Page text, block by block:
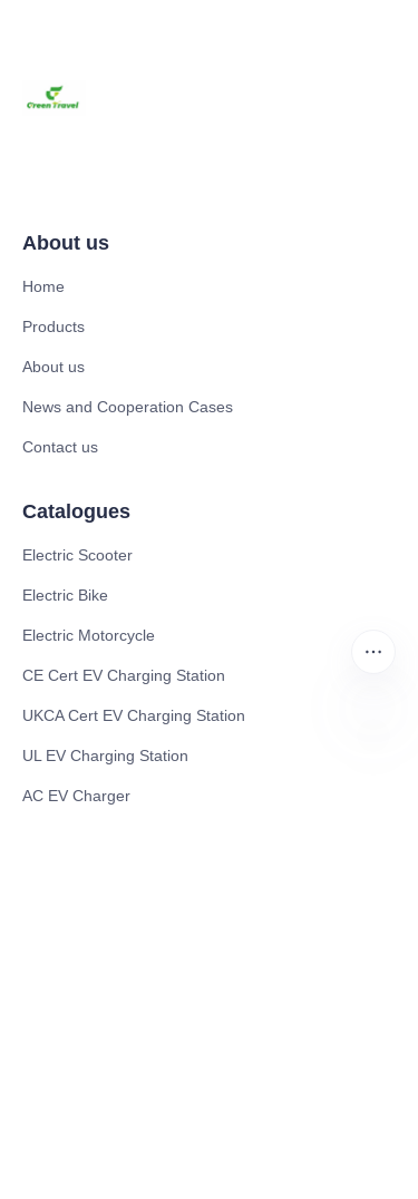
About us
Home
Products
About us
News and Cooperation Cases
Contact us
Catalogues
Electric Scooter
Electric Bike
Electric Motorcycle
CE Cert EV Charging Station
UKCA Cert EV Charging Station
UL EV Charging Station
AC EV Charger
AR